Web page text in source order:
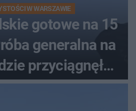
W WARSZAWIE
gotowe na 15
generalna na
przyciągnęła
tłumy